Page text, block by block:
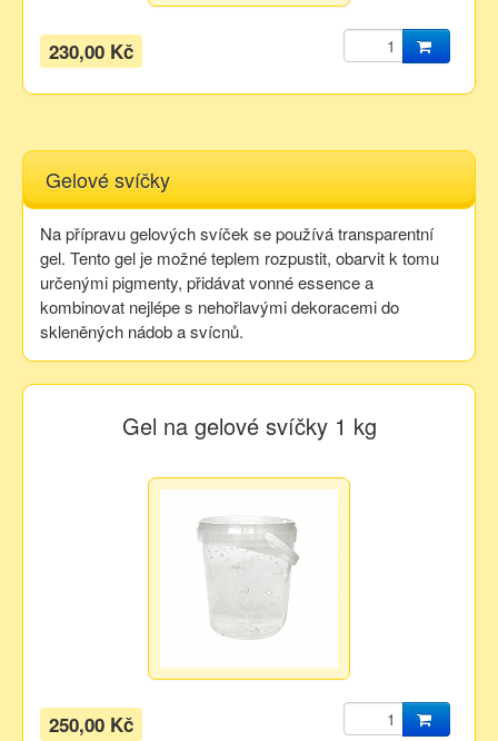
230,00 Kč
Gelové svíčky
Na přípravu gelových svíček se používá transparentní
gel. Tento gel je možné teplem rozpustit, obarvit k tomu
určenými pigmenty, přidávat vonné essence a
kombinovat nejlépe s nehořlavými dekoracemi do
skleněných nádob a svícnů.
Gel na gelové svíčky 1 kg
250,00 Kč